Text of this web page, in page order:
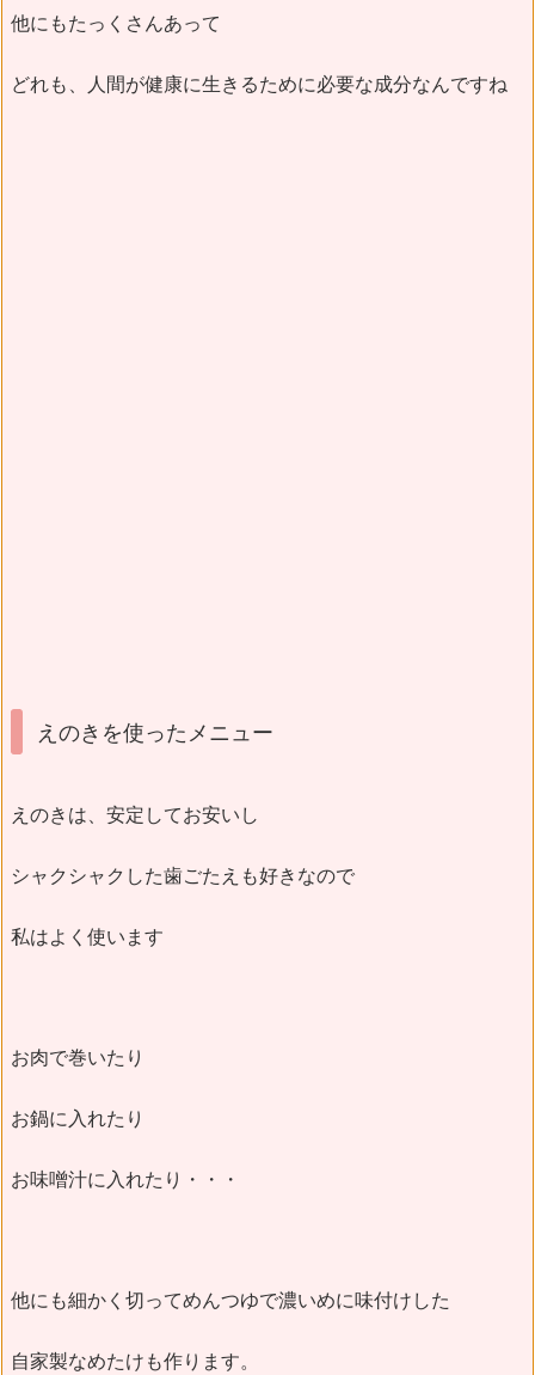
他にもたっくさんあって
どれも、人間が健康に生きるために必要な成分なんですね
えのきを使ったメニュー
えのきは、安定してお安いし
シャクシャクした歯ごたえも好きなので
私はよく使います
お肉で巻いたり
お鍋に入れたり
お味噌汁に入れたり・・・
他にも細かく切ってめんつゆで濃いめに味付けした
自家製なめたけも作ります。